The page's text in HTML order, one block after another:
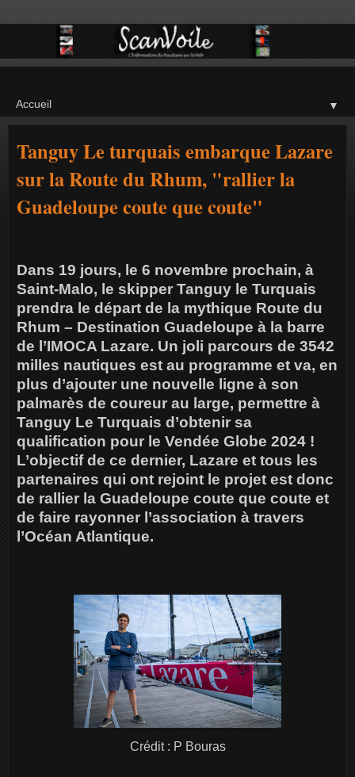
▼
Tanguy Le turquais embarque Lazare
sur la Route du Rhum, "rallier la
Guadeloupe coute que coute"
Dans 19 jours, le 6 novembre prochain, à
Saint-Malo, le skipper Tanguy le Turquais
prendra le départ de la mythique Route du
Rhum – Destination Guadeloupe à la barre
de l’IMOCA Lazare. Un joli parcours de 3542
milles nautiques est au programme et va, en
plus d’ajouter une nouvelle ligne à son
palmarès de coureur au large, permettre à
Tanguy Le Turquais d’obtenir sa
qualification pour le Vendée Globe 2024 !
L’objectif de ce dernier, Lazare et tous les
partenaires qui ont rejoint le projet est donc
de rallier la Guadeloupe coute que coute et
de faire rayonner l’association à travers
l’Océan Atlantique.
Crédit : P Bouras